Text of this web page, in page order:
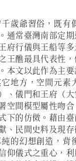
歲爺習俗，既有
通常臺灣南部定
府行儀與王船等
王醮最具代表性
本文以此作為主
地方，空間元素
、儀門和王府（
空間模型屬性吻合
下的仿傚。藉由
、民間史料及現
的幻想創造，背
仰儀式之重心，